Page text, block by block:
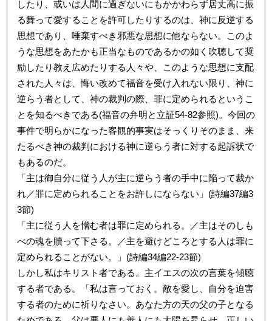
したり、或いは人間に過ぎないにもかかわらず居丈高に振
る舞って愛することを許可したりするのは、神に反逆する
思想であり、唾棄すべき邪悪な思想に他ならない。このよ
うな思想をあたかも正当なものであるかの如く吹聴して奨
励したり教え広めたりする人々や、このような思想に支配
された人々は、悔い改めて福音を受け入れない限り、神に
逆らう者として、神の裁判の際、罪に定められるというこ
とを知るべきである(福音の弁明と立証54-82参照)。今回の
事件で明らかになった客観的事実はそっくりそのまま、来
たるべき神の裁判における神に逆らう者に対する起訴状で
もあるのだ。
「主は御自分に従う人が主に逆らう者の手中に陥って裁か
れ／罪に定められることをお許しにならない」(詩編37編3
3節)
「主に従う人を憎む者は罪に定められる。／主はそのしも
べの魂を贖って下さる。／主を避けどころとする人は罪に
定められることがない。」(詩編34編22-23節)
しかし私はキリスト者である。主イエスの次の言葉を傾聴
する者である。「私は言っておく。敵を愛し、自分を迫害
する者のために祈りなさい。あなた方の天の父の子となる